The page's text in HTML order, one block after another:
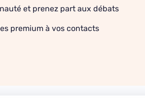
et prenez part aux débats
premium à vos contacts